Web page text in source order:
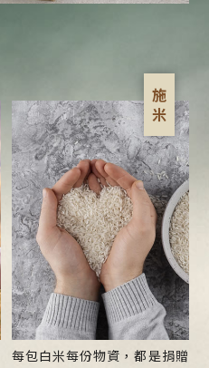
施 米
每包白米每份物資，都是捐贈